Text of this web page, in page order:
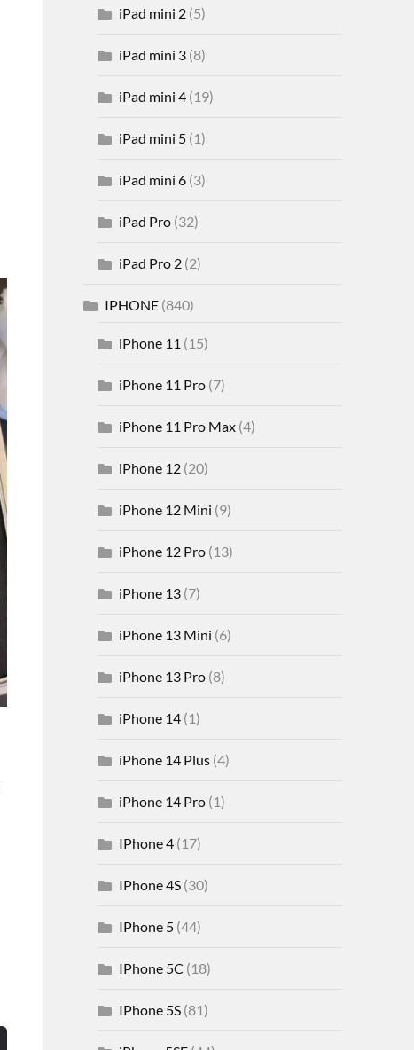
iPad mini 2(5)
iPad mini 3(8)
iPad mini 4(19)
iPad mini 5(1)
iPad mini 6(3)
iPad Pro(32)
iPad Pro 2(2)
IPHONE(840)
iPhone 11 (15)
iPhone 11 Pro(7)
iPhone 11 Pro Max(4)
iPhone 12(20)
iPhone 12 Mini (9)
iPhone 12 Pro(13)
iPhone 13(7)
iPhone 13 Mini (6)
iPhone 13 Pro(8)
iPhone 14(1)
iPhone 14 Plus(4)
iPhone 14 Pro(1)
IPhone 4(17)
IPhone 4S(30)
IPhone 5(44)
IPhone 5C (18)
IPhone 5S(81)